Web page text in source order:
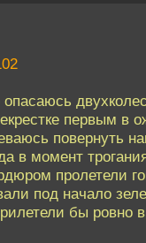
первым в
повернуть
в момент
пролетели
под начало
бы ровно